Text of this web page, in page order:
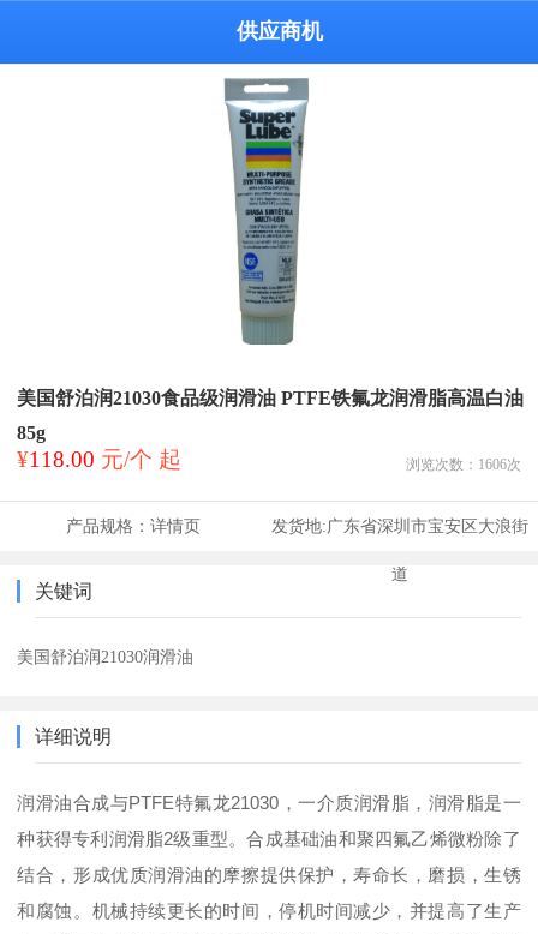
供应商机
美国舒泊润21030食品级润滑油 PTFE铁氟龙润滑脂高温白油
85g
¥118.00 元/个 起 浏览次数： 1606次
产品规格： 详情页 发货地:广东省深圳市宝安区大浪街
道
关键词
美国舒泊润21030润滑油
详细说明
润滑油合成与PTFE特氟龙21030，一介质润滑脂，润滑脂是一
种获得专利润滑脂2级重型。合成基础油和聚四氟乙烯微粉除了
结合，形成优质润滑油的摩擦提供保护，寿命长，磨损，生锈
和腐蚀。机械持续更长的时间，停机时间减少，并提高了生产